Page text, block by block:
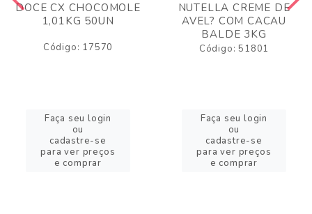
DOCE CX CHOCOMOLE
1,01KG 50UN
Código: 17570
Faça seu login
ou
cadastre-se
para ver preços
e comprar
NUTELLA CREME DE
AVEL? COM CACAU
BALDE 3KG
Código: 51801
Faça seu login
ou
cadastre-se
para ver preços
e comprar